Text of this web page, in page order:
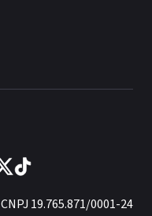
CNPJ 19.765.871/0001-24